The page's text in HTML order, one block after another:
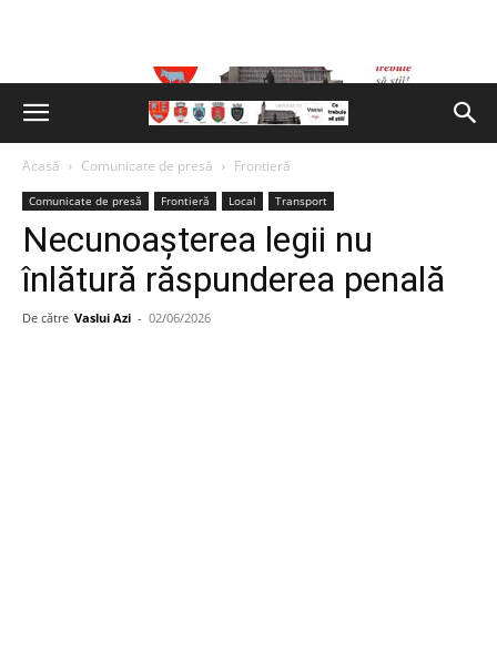
Acasă Comunicate de presă Frontieră
Comunicate de presă Frontieră Local Transport
Necunoașterea legii nu
înlătură răspunderea penală
De către Vaslui Azi - 02/06/2026